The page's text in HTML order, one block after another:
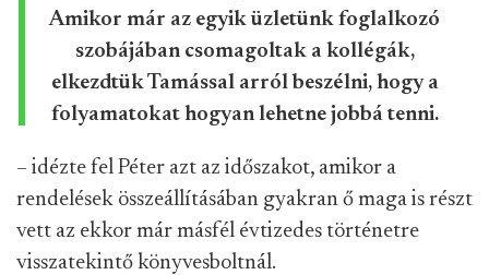
Amikor már az egyik üzletünk foglalkozó
szobájában csomagoltak a kollégák,
elkezdtük Tamással arról beszélni, hogy a
folyamatokat hogyan lehetne jobbá tenni.
– idézte fel Péter azt az időszakot, amikor a
rendelések összeállításában gyakran ő maga is részt
vett az ekkor már másfél évtizedes történetre
visszatekintő könyvesboltnál.